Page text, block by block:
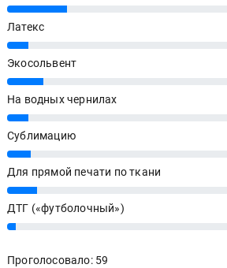
20%
Латекс
7%
Экосольвент
12%
На водных чернилах
7%
Сублимацию
8%
Для прямой печати по ткани
10%
ДТГ («футболочный»)
3%
Проголосовало: 59